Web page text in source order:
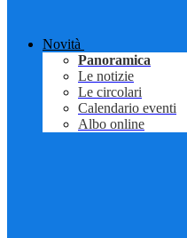
Novità
Panoramica
Le notizie
Le circolari
Calendario eventi
Albo online